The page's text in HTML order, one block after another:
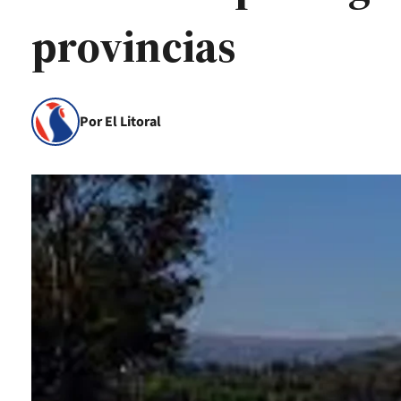
provincias
Por El Litoral